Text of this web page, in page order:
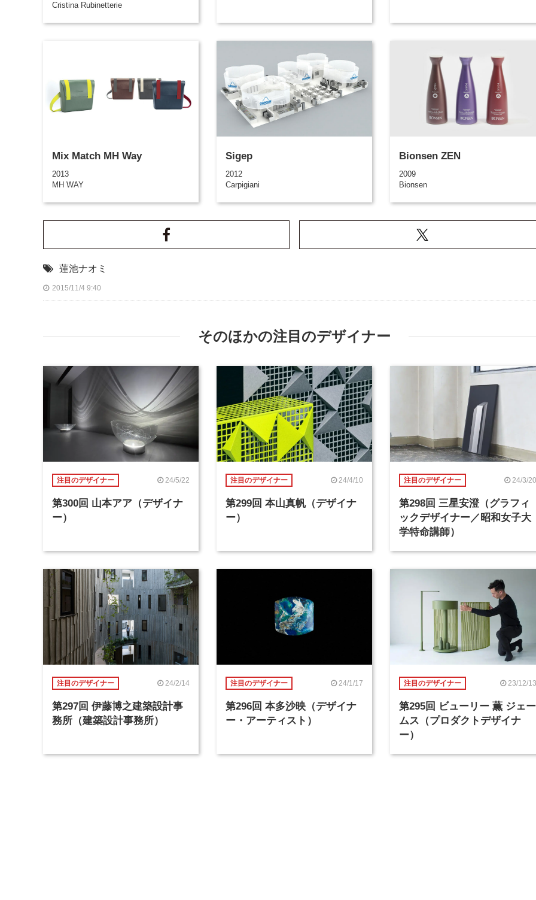
Cristina Rubinetterie
Mix Match MH Way
2013
MH WAY
Sigep
2012
Carpigiani
Bionsen ZEN
2009
Bionsen
蓮池ナオミ
2015/11/4 9:40
そのほかの注目のデザイナー
注目のデザイナー 24/5/22
第300回 山本アア（デザイナ
ー）
注目のデザイナー 24/4/10
第299回 本山真帆（デザイナ
ー）
注目のデザイナー 24/3/20
第298回 三星安澄（グラフィ
ックデザイナー／昭和女子大
学特命講師）
注目のデザイナー 24/2/14
第297回 伊藤博之建築設計事
務所（建築設計事務所）
注目のデザイナー 24/1/17
第296回 本多沙映（デザイナ
ー・アーティスト）
注目のデザイナー 23/12/13
第295回 ビューリー 薫 ジェー
ムス（プロダクトデザイナ
ー）